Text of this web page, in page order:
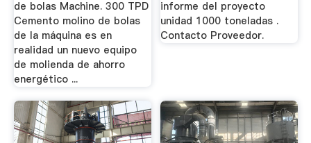
de bolas Machine. 300 TPD
Cemento molino de bolas
de la máquina es en
realidad un nuevo equipo
de molienda de ahorro
energético ...
informe del proyecto
unidad 1000 toneladas .
Contacto Proveedor.